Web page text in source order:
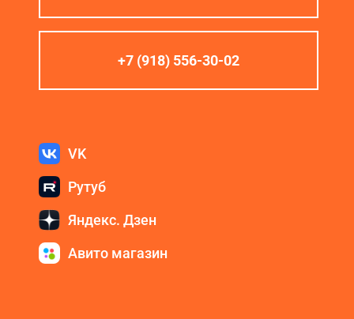
+7 (918) 556-30-02
VK
Рутуб
Яндекс. Дзен
Авито магазин